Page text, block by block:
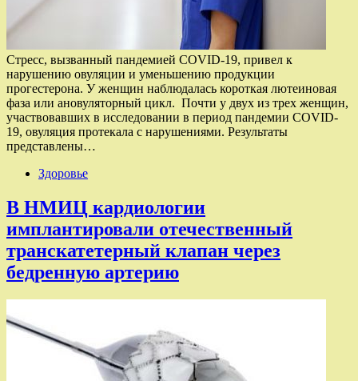
Стресс, вызванный пандемией COVID-19, привел к
нарушению овуляции и уменьшению продукции
прогестерона. У женщин наблюдалась короткая лютеиновая
фаза или ановуляторный цикл. Почти у двух из трех женщин,
участвовавших в исследовании в период пандемии COVID-
19, овуляция протекала с нарушениями. Результаты
представлены…
Здоровье
В НМИЦ кардиологии
имплантировали отечественный
транскатетерный клапан через
бедренную артерию